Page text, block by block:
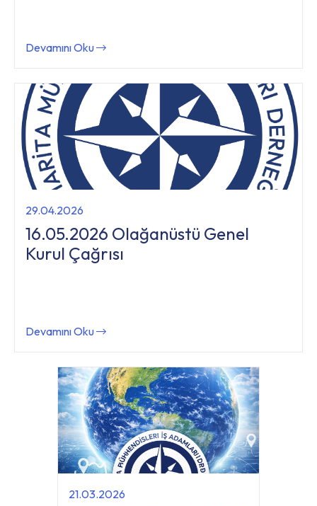
Devamını Oku
29.04.2026
16.05.2026 Olağanüstü Genel
Kurul Çağrısı
Devamını Oku
21.03.2026